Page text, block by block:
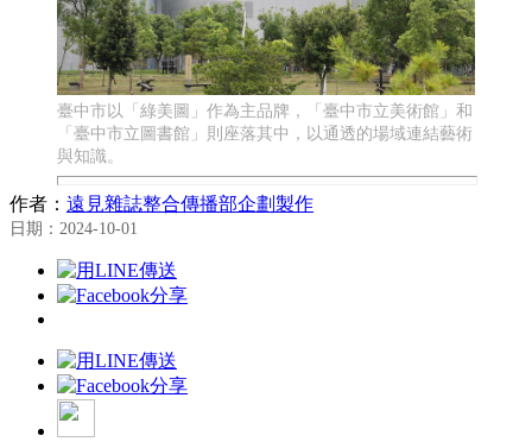
臺中市以「綠美圖」作為主品牌，「臺中市立美術館」和
「臺中市立圖書館」則座落其中，以通透的場域連結藝術
與知識。
作者： 遠見雜誌整合傳播部企劃製作
日期：2024-10-01